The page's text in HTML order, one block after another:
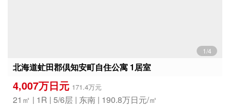
1/4
北海道虻田郡倶知安町自住公寓 1居室
4,007万日元 171.4万元
21㎡ | 1R | 5/6层 | 东南 | 190.8万日元/㎡